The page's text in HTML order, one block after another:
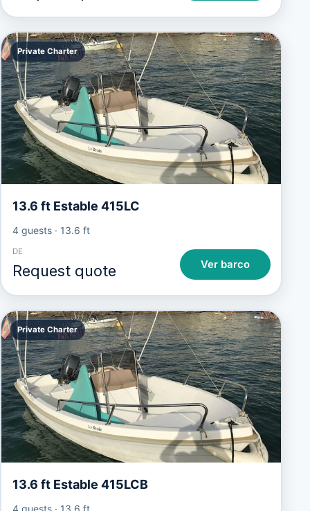
Private Charter
13.6 ft Estable 415LC
4 guests· 13.6 ft
DE
Request quote Ver barco
Private Charter
13.6 ft Estable 415LCB